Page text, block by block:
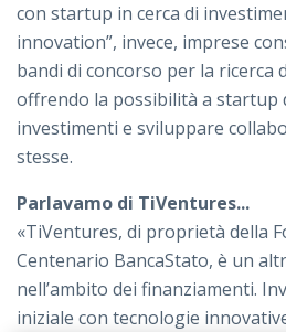
con startup in cerca di
innovation”, invece, imprese
bandi di concorso per la ricerca
offrendo la possibilità a startup
investimenti e sviluppare
stesse.
Parlavamo di TiVentures...
«TiVentures, di proprietà della
Centenario BancaStato, è un
nell’ambito dei finanziamenti.
iniziale con tecnologie